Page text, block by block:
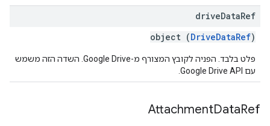
driveDataRef
object (DriveDataRef)
פלט בלבד. הפניה לקובץ המצורף מ-Google Drive. השדה הזה משמש
עם Google Drive API.
AttachmentDataRef